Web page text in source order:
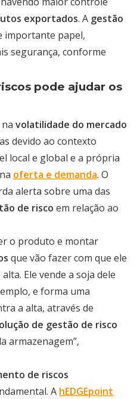
exportados. A gestão
importante papel,
segurança, conforme
pode ajudar os
volatilidade do mercado
devido ao contexto
local e global e a própria
oferta e demanda. O
alerta sobre uma das
de risco em relação ao
o produto e montar
que vão fazer com que ele
Ele vende a soja dele
e forma uma
a alta, através de
de gestão de risco
armazenagem”,
de riscos
A hEDGEpoint